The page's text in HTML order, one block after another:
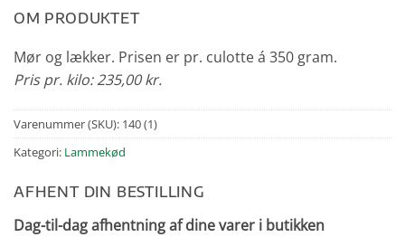
OM PRODUKTET
Mør og lækker. Prisen er pr. culotte á 350 gram.
Pris pr. kilo: 235,00 kr.
Varenummer (SKU): 140 (1)
Kategori: Lammekød
AFHENT DIN BESTILLING
Dag-til-dag afhentning af dine varer i butikken